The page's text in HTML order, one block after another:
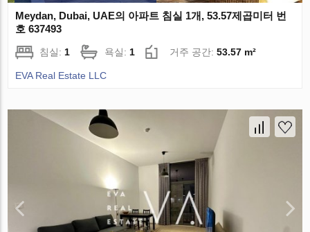
Meydan, Dubai, UAE의 아파트 침실 1개, 53.57제곱미터 번
호 637493
침실: 1 욕실: 1 거주 공간:53.57 m²
EVA Real Estate LLC